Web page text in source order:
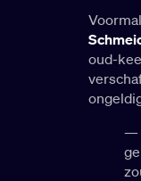
oud-
—